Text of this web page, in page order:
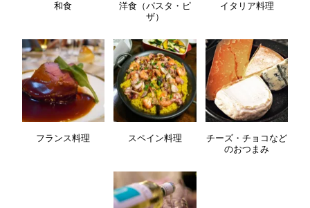
和食
洋食（パスタ・ピ
ザ）
イタリア料理
フランス料理 スペイン料理
チーズ・チョコなど
のおつまみ